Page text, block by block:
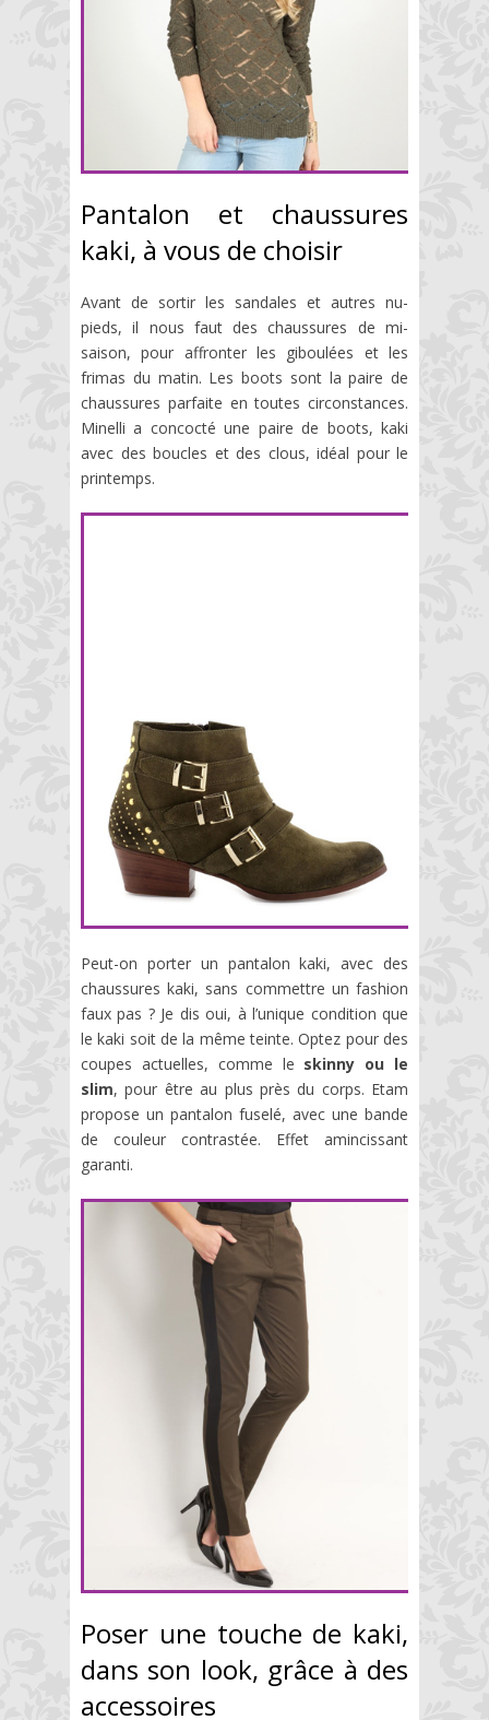
Pantalon et chaussures
kaki, à vous de choisir
Avant de sortir les sandales et autres nu-
pieds, il nous faut des chaussures de mi-
saison, pour affronter les giboulées et les
frimas du matin. Les boots sont la paire de
chaussures parfaite en toutes circonstances.
Minelli a concocté une paire de boots, kaki
avec des boucles et des clous, idéal pour le
printemps.
Peut-on porter un pantalon kaki, avec des
chaussures kaki, sans commettre un fashion
faux pas ? Je dis oui, à l’unique condition que
le kaki soit de la même teinte. Optez pour des
coupes actuelles, comme le skinny ou le
slim, pour être au plus près du corps. Etam
propose un pantalon fuselé, avec une bande
de couleur contrastée. Effet amincissant
garanti.
Poser une touche de kaki,
dans son look, grâce à des
accessoires